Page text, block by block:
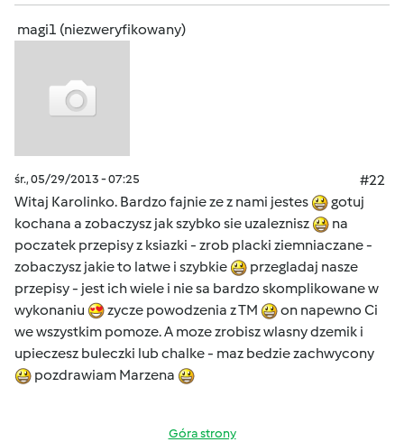
magi1 (niezweryfikowany)
śr., 05/29/2013 - 07:25
#22
Witaj Karolinko. Bardzo fajnie ze z nami jestes
gotuj
kochana a zobaczysz jak szybko sie uzaleznisz
na
poczatek przepisy z ksiazki - zrob placki ziemniaczane -
zobaczysz jakie to latwe i szybkie
przegladaj nasze
przepisy - jest ich wiele i nie sa bardzo skomplikowane w
wykonaniu
zycze powodzenia z TM
on napewno Ci
we wszystkim pomoze. A moze zrobisz wlasny dzemik i
upieczesz buleczki lub chalke - maz bedzie zachwycony
pozdrawiam Marzena
Góra strony